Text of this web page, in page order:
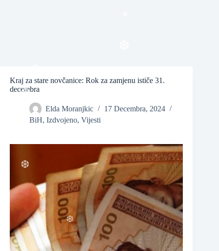
Kraj za stare novčanice: Rok za zamjenu ističe 31.
decembra
Elda Moranjkic
17 Decembra, 2024
BiH, Izdvojeno, Vijesti
❆
❆
❆
❆